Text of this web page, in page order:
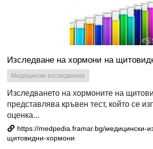
Изследване на хормони на
Медицински изследвания
Изследването на хормоните на
представлява кръвен тест, който се
оценка...
https://medpedia.framar.bg/медицински-
щитовидни-хормони